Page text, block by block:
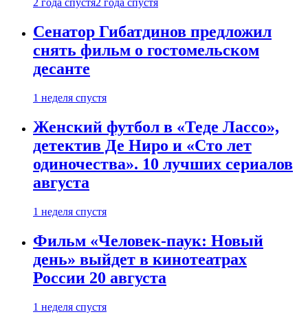
2 года спустя2 года спустя
Сенатор Гибатдинов предложил
снять фильм о гостомельском
десанте
1 неделя спустя
Женский футбол в «Теде Лассо»,
детектив Де Ниро и «Сто лет
одиночества». 10 лучших сериалов
августа
1 неделя спустя
Фильм «Человек-паук: Новый
день» выйдет в кинотеатрах
России 20 августа
1 неделя спустя